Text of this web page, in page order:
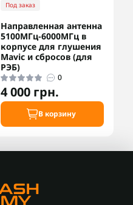
Под заказ
Направленная антенна
5100МГц-6000МГц в
корпусе для глушения
Mavic и сбросов (для
РЭБ)
0
4 000 грн.
В корзину